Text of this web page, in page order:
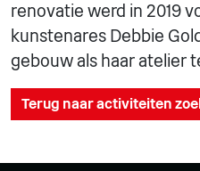
renovatie werd in 2019
kunstenares Debbie
gebouw als haar atelier
Terug naar activiteiten